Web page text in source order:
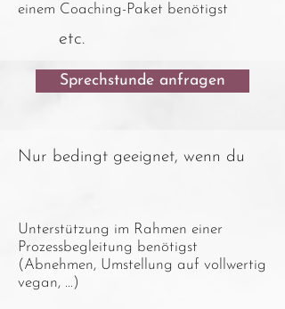
einem Coaching-Paket benötigst
etc.
Sprechstunde anfragen
Nur bedingt geeignet, wenn du
Unterstützung im Rahmen einer
Prozessbegleitung benötigst
(Abnehmen, Umstellung auf vollwertig
vegan, ...)